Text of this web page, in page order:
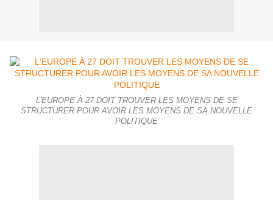
L'EUROPE À 27 DOIT TROUVER LES MOYENS DE SE
STRUCTURER POUR AVOIR LES MOYENS DE SA NOUVELLE
POLITIQUE